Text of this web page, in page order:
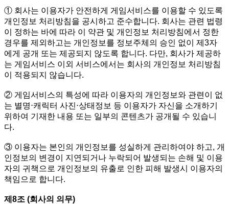
① 회사는 이용자가 안전하게 게임서비스를 이용할 수 있도록
개인정보 처리방침을 공시하고 준수합니다. 회사는 관련 법령
이 정하는 바에 따라 이 약관 및 개인정보 처리방침에서 정한
경우를 제외하고는 개인정보를 정보주체의 승인 없이 제3자
에게 공개 또는 제공되지 않도록 합니다. 다만, 회사가 제공하
는 게임서비스 이외 서비스에서는 회사의 개인정보 처리방침
이 적용되지 않습니다.
② 게임서비스의 특성에 따라 이용자의 개인정보와 관련이 없
는 별명⋅캐릭터 사진‧상태정보 등 이용자가 자신을 소개하기
위하여 기재한 내용 또는 일부의 콘텐츠가 공개될 수 있습니
다.
③ 이용자는 본인의 개인정보를 성실하게 관리하여야 하고, 개
인정보의 변경이 지연되거나 누락되어 발생되는 손해 및 이용
자의 귀책으로 개인정보의 유출로 인한 피해 발생시 이용자의
책임으로 합니다.
제8조 (회사의 의무)